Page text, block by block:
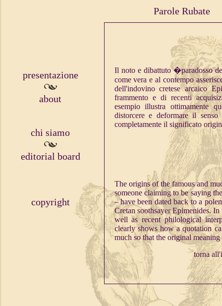
Parole Rubate
presentazione
about
chi siamo
editorial board
copyright
Il noto e dibattuto �paradosso
come vera e al contempo
dell'indovino cretese arcaico
frammento e di recenti
esempio illustra ottimamente
distorcere e deformare il
completamente il significato
The origins of the famous and
someone claiming to be saying
– have been dated back to a
Cretan soothsayer Epimenides.
well as recent philological
clearly shows how a quotation
much so that the original
torna